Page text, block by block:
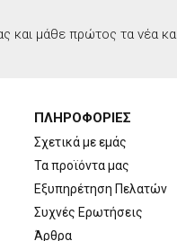
και μάθε πρώτος τα νέα
ΠΛΗΡΟΦΟΡΙΕΣ
Σχετικά με εμάς
Τα προϊόντα μας
Εξυπηρέτηση Πελατών
Συχνές Ερωτήσεις
Άρθρα